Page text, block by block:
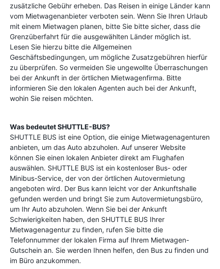
zusätzliche Gebühr erheben. Das Reisen in einige Länder kann
vom Mietwagenanbieter verboten sein. Wenn Sie Ihren Urlaub
mit einem Mietwagen planen, bitte Sie bitte sicher, dass die
Grenzüberfahrt für die ausgewählten Länder möglich ist.
Lesen Sie hierzu bitte die Allgemeinen
Geschäftsbedingungen, um mögliche Zusatzgebühren hierfür
zu überprüfen. So vermeiden Sie ungewollte Überraschungen
bei der Ankunft in der örtlichen Mietwagenfirma. Bitte
informieren Sie den lokalen Agenten auch bei der Ankunft,
wohin Sie reisen möchten.
Was bedeutet SHUTTLE-BUS?
SHUTTLE BUS ist eine Option, die einige Mietwagenagenturen
anbieten, um das Auto abzuholen. Auf unserer Website
können Sie einen lokalen Anbieter direkt am Flughafen
auswählen. SHUTTLE BUS ist ein kostenloser Bus- oder
Minibus-Service, der von der örtlichen Autovermietung
angeboten wird. Der Bus kann leicht vor der Ankunftshalle
gefunden werden und bringt Sie zum Autovermietungsbüro,
um Ihr Auto abzuholen. Wenn Sie bei der Ankunft
Schwierigkeiten haben, den SHUTTLE BUS Ihrer
Mietwagenagentur zu finden, rufen Sie bitte die
Telefonnummer der lokalen Firma auf Ihrem Mietwagen-
Gutschein an. Sie werden Ihnen helfen, den Bus zu finden und
im Büro anzukommen.